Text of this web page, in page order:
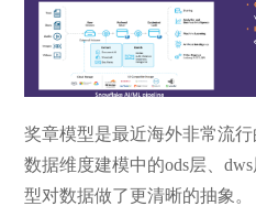
奖章模型是最近海外非常流
数据维度建模中的ods层、
型对数据做了更清晰的抽象。